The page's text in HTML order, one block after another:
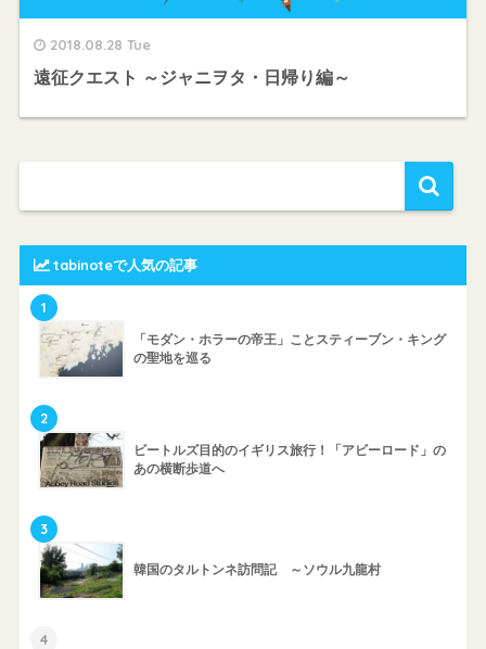
2018.08.28 Tue
遠征クエスト ～ジャニヲタ・日帰り編～
tabinoteで人気の記事
1
「モダン・ホラーの帝王」ことスティーブン・キング
の聖地を巡る
2
ビートルズ目的のイギリス旅行！「アビーロード」の
あの横断歩道へ
3
韓国のタルトンネ訪問記 ～ソウル九龍村
4